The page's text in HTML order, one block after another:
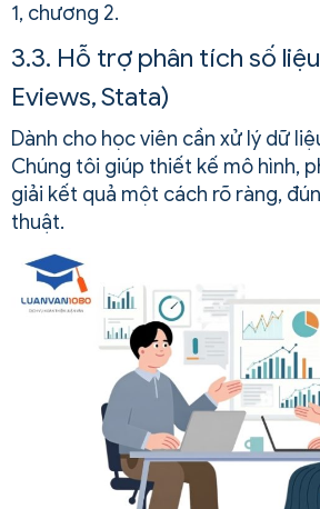
1, chương 2.
3.3. Hỗ trợ phân tích số liệu
Eviews, Stata)
Dành cho học viên cần xử lý dữ
Chúng tôi giúp thiết kế mô hình,
giải kết quả một cách rõ ràng,
thuật.